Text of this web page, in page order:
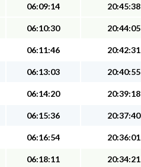
06:09:14 20:45:38
06:10:30 20:44:05
06:11:46 20:42:31
06:13:03 20:40:55
06:14:20 20:39:18
06:15:36 20:37:40
06:16:54 20:36:01
06:18:11 20:34:21